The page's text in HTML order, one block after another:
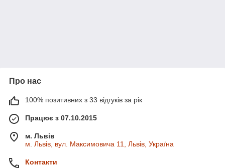
Про нас
100% позитивних з 33 відгуків за рік
Працює з 07.10.2015
м. Львів
м. Львів, вул. Максимовича 11, Львів, Україна
Контакти